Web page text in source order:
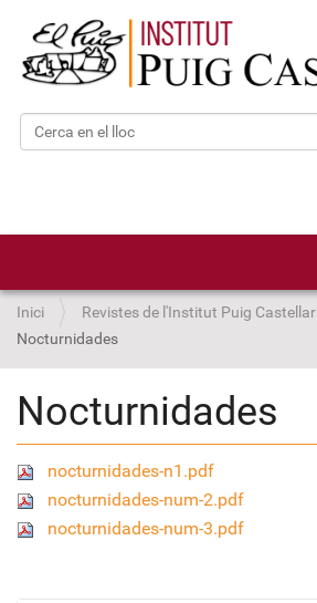
Cerca
Inici
Revistes de l'Institut Puig Castellar
Nocturnidades
Nocturnidades
nocturnidades-n1.pdf
nocturnidades-num-2.pdf
nocturnidades-num-3.pdf